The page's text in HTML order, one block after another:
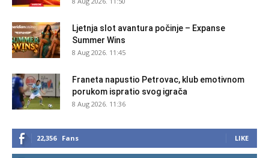
Ljetnja slot avantura počinje – Expanse
Summer Wins
8 Aug 2026. 11:45
Franeta napustio Petrovac, klub emotivnom
porukom ispratio svog igrača
8 Aug 2026. 11:36
22,356 Fans LIKE